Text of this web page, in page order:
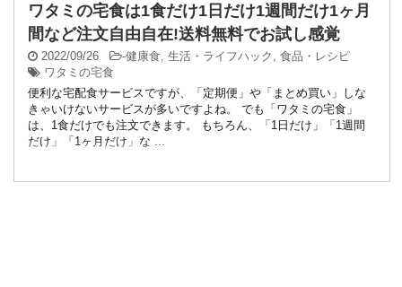
ワタミの宅食は1食だけ1日だけ1週間だけ1ヶ月
間など注文自由自在!送料無料でお試し感覚
2022/09/26 -健康食 生活・ライフハック
食品・レシピ
ワタミの宅食
便利な宅配食サービスですが、「定期便」や「まとめ買い」しな
きゃいけないサービスが多いですよね。 でも「ワタミの宅食」
は、1食だけでも注文できます。 もちろん、「1日だけ」「1週間
だけ」「1ヶ月だけ」な ...